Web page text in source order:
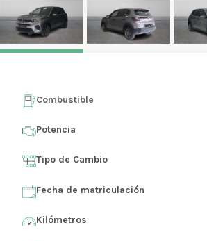
Combustible
Potencia
Tipo de Cambio
Fecha de matriculación
Kilómetros